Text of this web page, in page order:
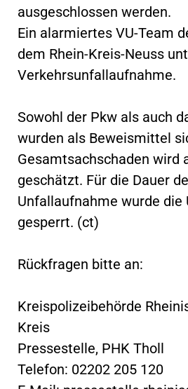
ausgeschlossen werden.
Ein alarmiertes VU-Team
dem Rhein-Kreis-Neuss
Verkehrsunfallaufnahme.
Sowohl der Pkw als auch
wurden als Beweismittel
Gesamtsachschaden wird
geschätzt. Für die Dauer
Unfallaufnahme wurde die
gesperrt. (ct)
Rückfragen bitte an:
Kreispolizeibehörde
Kreis
Pressestelle, PHK Tholl
Telefon: 02202 205 120